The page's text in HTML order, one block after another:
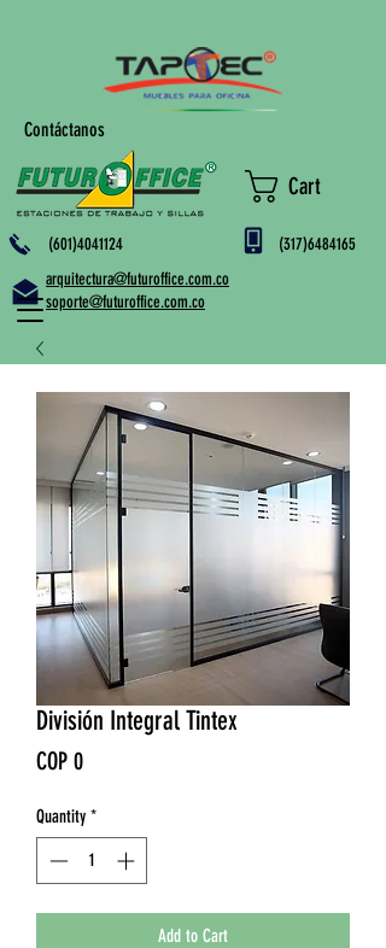
Contáctanos
Cart
(601)4041124
(317)6484165
arquitectura@futuroffice.com.co
soporte@futuroffice.com.co
División Integral Tintex
COP 0Price
Quantity *
Add to Cart